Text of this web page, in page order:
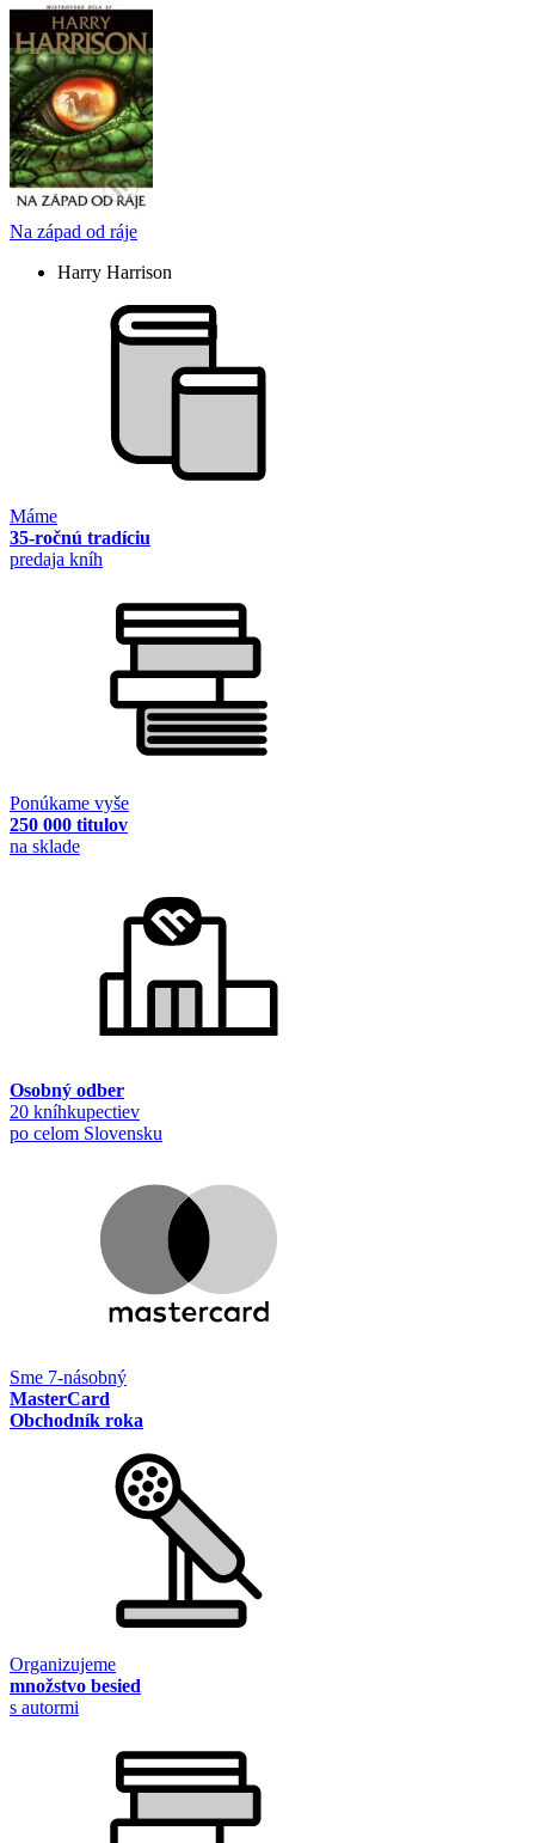
Na západ od ráje
Harry Harrison
Máme
35-ročnú tradíciu
predaja kníh
Ponúkame vyše
250 000 titulov
na sklade
Osobný odber
20 kníhkupectiev
po celom Slovensku
Sme 7-násobný
MasterCard
Obchodník roka
Organizujeme
množstvo besied
s autormi